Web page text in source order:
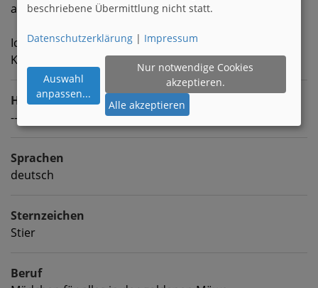
assistiere ihm bei seinen Zauberauftritten.
Ich brauche keine Zigaretten, Alkohol, ect. Aber ohne
Kaffee geht gar nichts. :)
Homepage
---
Sprachen
deutsch
Sternzeichen
Stier
Beruf
beschriebene Übermittlung nicht statt.
Datenschutzerklärung | Impressum
Auswahl
anpassen...
Nur notwendige Cookies
akzeptieren.
Alle akzeptieren